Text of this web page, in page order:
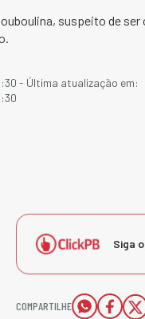
suspeito de
- Última atualização em:
Siga
COMPARTILHE